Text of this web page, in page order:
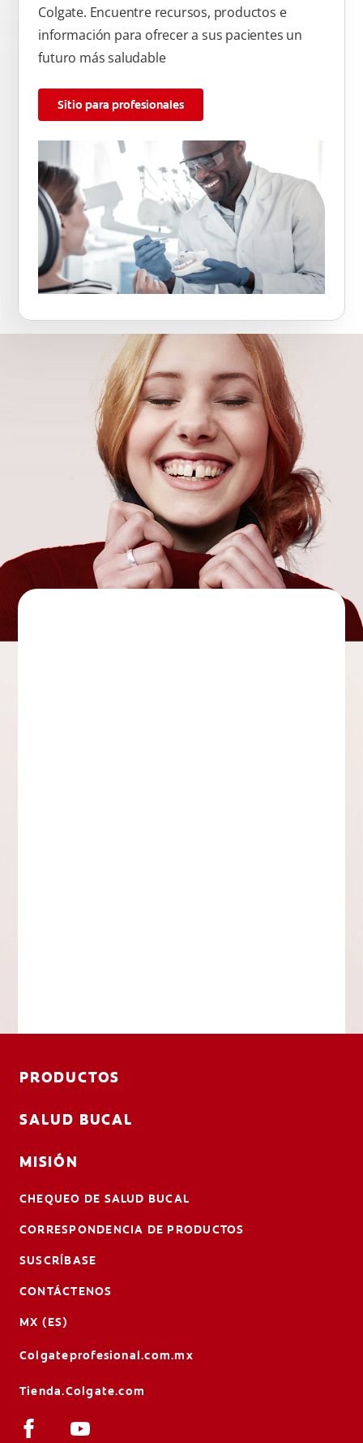
Colgate. Encuentre recursos, productos e
información para ofrecer a sus pacientes un
futuro más saludable
Sitio para profesionales
PRODUCTOS
SALUD BUCAL
MISIÓN
CHEQUEO DE SALUD BUCAL
CORRESPONDENCIA DE PRODUCTOS
SUSCRÍBASE
CONTÁCTENOS
MX (ES)
Colgateprofesional.com.mx
Tienda.Colgate.com